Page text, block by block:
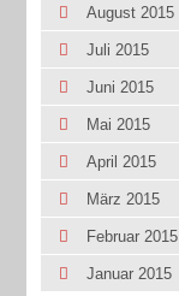
August 2015
Juli 2015
Juni 2015
Mai 2015
April 2015
März 2015
Februar 2015
Januar 2015